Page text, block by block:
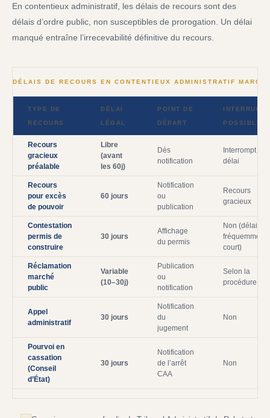
En contentieux administratif, les délais de recours sont des
délais d’ordre public, non susceptibles de prorogation. Un délai
manqué entraîne l’irrecevabilité définitive du recours.
DÉLAIS DE RECOURS EN CONTENTIEUX ADMINISTRATIF
TYPE DE
RECOURS
DÉLAI
LÉGAL
POINT DE
DÉPART POSSIBLE
Recours
gracieux
préalable
Libre
(avant
les 60j)
Dès
notification
Interrompt le
délai
Recours
pour excès
de pouvoir
60 jours
Notification
ou
publication
Recours
gracieux
Contestation
permis de
construire
30 jours
Affichage
du permis
Non (délai
fréquemment
court)
Réclamation
marché
public
Variable
(10–30j)
Publication
ou
notification
Selon la
procédure
Appel
administratif
30 jours
Notification
du
jugement
Non
Pourvoi en
cassation
(Conseil
d’État)
30 jours
Notification
de l’arrêt
CAA
Non